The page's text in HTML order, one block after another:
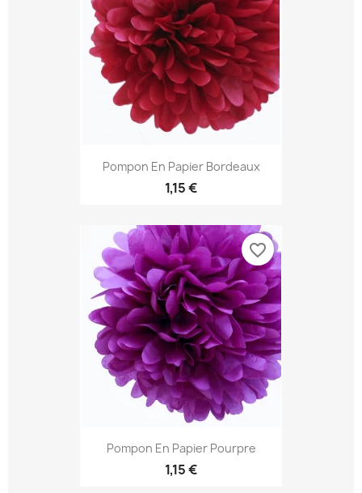
Pompon En Papier Bordeaux
1,15 €
Pompon En Papier Pourpre
1,15 €
favorite_border